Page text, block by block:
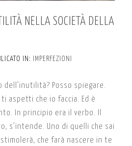
NELLA SOCIETÀ DELLA
IN: IMPERFEZIONI
dell’inutilità? Posso spiegare.
aspetti che io faccia. Ed è
In principio era il verbo. Il
s’intende. Uno di quelli che sai
che farà nascere in te